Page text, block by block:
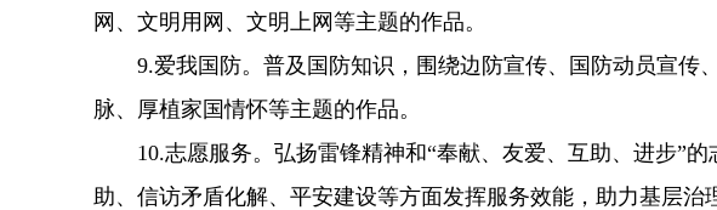
网、文明用网、文明上网等主题的作品。
9.爱我国防。普及国防知识，围绕边防宣传、国防动员宣传
脉、厚植家国情怀等主题的作品。
10.志愿服务。弘扬雷锋精神和“奉献、友爱、互助、进步”的
助、信访矛盾化解、平安建设等方面发挥服务效能，助力基层治